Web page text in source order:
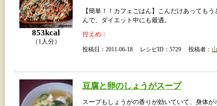
853kcal
（1人分）
【簡単！！カフェごはん】こんだけあっても
んで、ダイエット中にも最適。
控えめ：
投稿日：2011-06-18 レシピID：5729 投稿者：
豆腐と卵のしょうがスープ
スープもしょうがの香りが効いていて、身体が